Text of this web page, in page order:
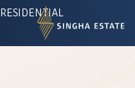
RESIDENTIAL